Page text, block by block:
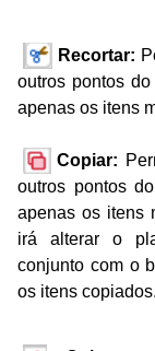
Recortar:
outros pontos
apenas os itens
Copiar:
outros pontos
apenas os itens
irá alterar o
conjunto com o
os itens copiados.